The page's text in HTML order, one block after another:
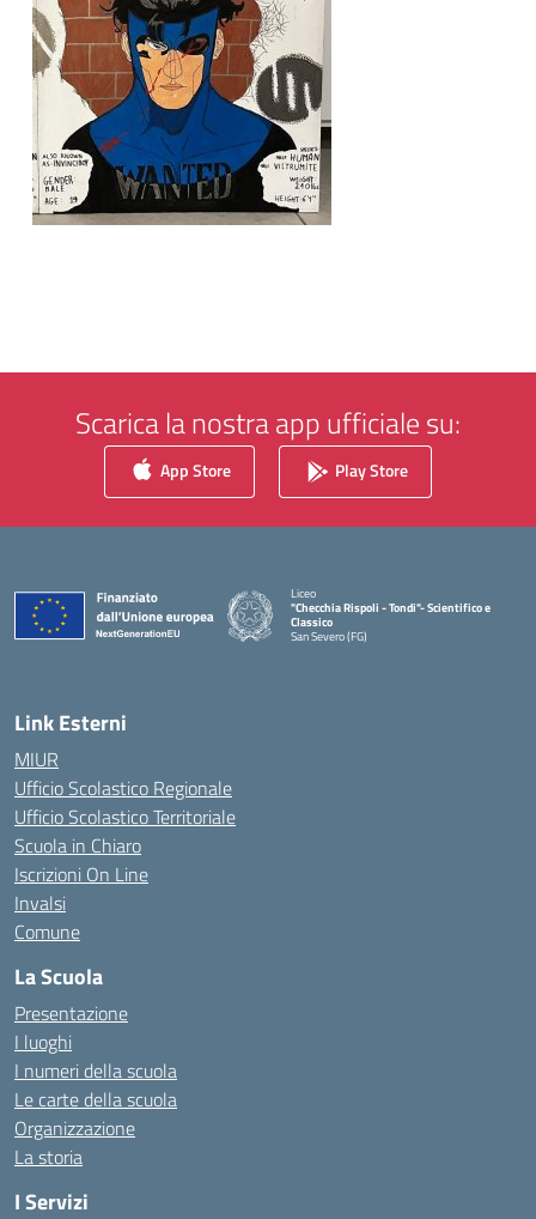
Scarica la nostra app ufficiale su:
App Store Play Store
Liceo
"Checchia Rispoli - Tondi"- Scientifico e
Classico
San Severo (FG)
Link Esterni
MIUR
Ufficio Scolastico Regionale
Ufficio Scolastico Territoriale
Scuola in Chiaro
Iscrizioni On Line
Invalsi
Comune
La Scuola
Presentazione
I luoghi
I numeri della scuola
Le carte della scuola
Organizzazione
La storia
I Servizi